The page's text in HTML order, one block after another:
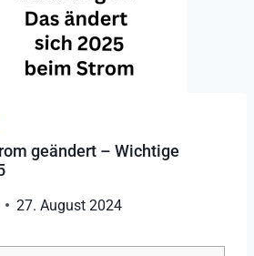
geändert – Wichtige
27. August 2024